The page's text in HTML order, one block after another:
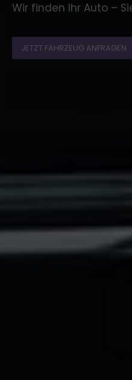
Wir finden Ihr Auto –
JETZT FAHRZEUG ANFRAGEN